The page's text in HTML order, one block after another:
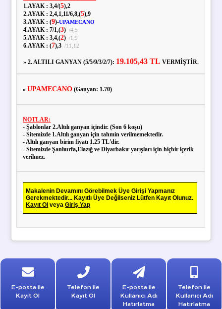
1.AYAK : 3,4/(5),2
2.AYAK : 2,4,1,11/6,8,(5),9
3.AYAK : (9)-UPAMECANO
4.AYAK : 7/1,(3)/4,5
5.AYAK : 3,4,(2)/1,9
6.AYAK : (7),3/11,12
» 2. ALTILI GANYAN (5/5/9/3/2/7): 19.105,43 TL VERMİŞTİR.
»UPAMECANO (Ganyan: 1.70)
NOTLAR:
- Şablonlar 2.Altılı ganyan içindir. (Son 6 koşu)
- Sitemizde 1.Altılı ganyan için tahmin verilmemektedir.
- Altılı ganyan birim fiyatı 1.25 TL'dir.
- Sitemizde Şanlıurfa,Elazığ ve Diyarbakır yarışları için hiçbir içerik
verilmez.
Makalenin Devamını Görebilmek Üye Girişi Yapmanız
Gerekmektedir... Kayıtlı Üye Değilseniz Lütfen Kayıt Olunuz.
Kayıt Ol veyaGiriş Yap
E-posta ile
Kayıt Ol
Telefon ile
Kayıt Ol
E-posta ile
Kullanıcı Adı
Hatırlatma
Telefon ile
Kullanıcı Adı
Hatırlatma